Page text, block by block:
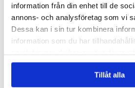
information från din enhet till de
annons- och analysföretag som vi
Dessa kan i sin tur kombinera
information som du har
Tillåt alla